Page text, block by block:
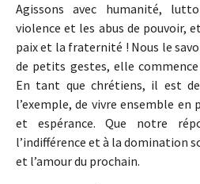
Agissons avec humanité,
violence et les abus de pouvoir,
paix et la fraternité ! Nous le
de petits gestes, elle commence
En tant que chrétiens, il est
l’exemple, de vivre ensemble en
et espérance. Que notre
l’indifférence et à la domination
et l’amour du prochain.